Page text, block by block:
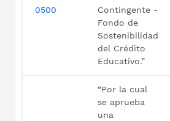
0500
Contingente -
Fondo de
Sostenibilidad
del Crédito
Educativo.”
“Por la cual
se aprueba
una